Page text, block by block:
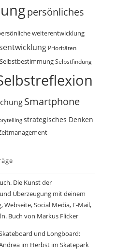
persönliches
weiterentwicklung
Prioritäten
SelbstbestimmungSelbstfindung
Smartphone
strategisches Denken
Die Kunst der
Überzeugung mit deinem
Webseite, Social Media, E-Mail,
Buch von Markus Flicker
und Longboard:
im Herbst im Skatepark